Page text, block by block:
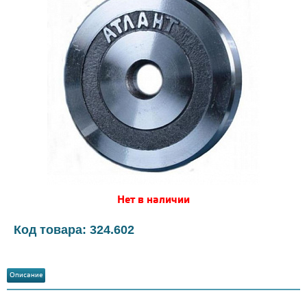
Нет в наличии
Код товара: 324.602
Описание